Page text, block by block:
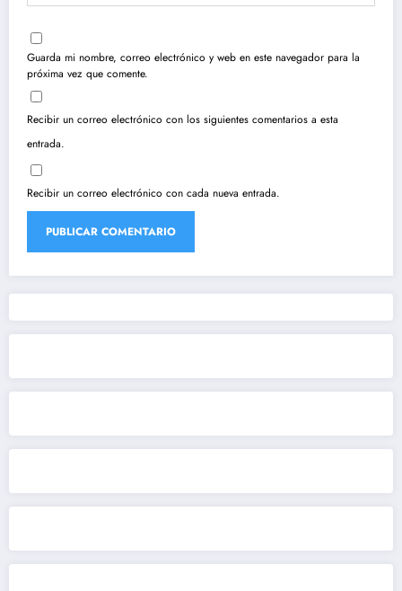
Guarda mi nombre, correo electrónico y web en este navegador para la
próxima vez que comente.
Recibir un correo electrónico con los siguientes comentarios a esta
entrada.
Recibir un correo electrónico con cada nueva entrada.